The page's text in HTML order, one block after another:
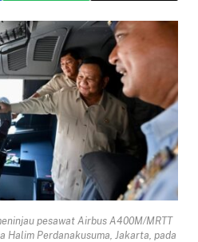
pesawat Airbus A400M/MRTT
Halim Perdanakusuma, Jakarta, pada